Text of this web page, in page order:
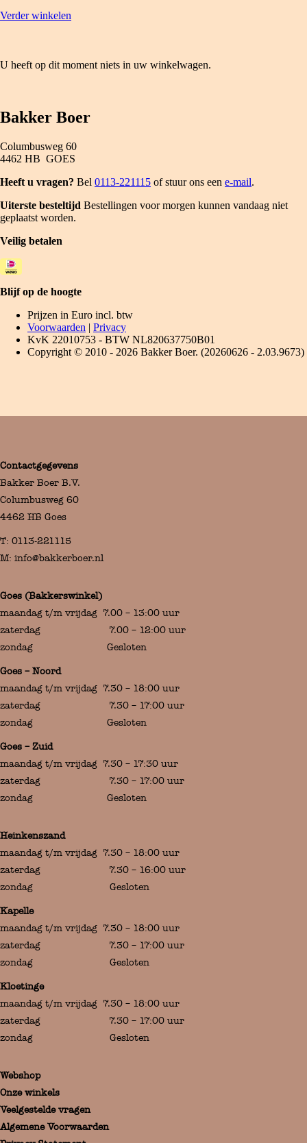
Contactgegevens
Bakker Boer B.V.
Columbusweg 60
4462 HB Goes
T: 0113-221115
M: info@bakkerboer.nl
Goes (Bakkerswinkel)
maandag t/m vrijdag 7.00 – 13:00 uur
zaterdag 7.00 – 12:00 uur
zondag Gesloten
Goes – Noord
maandag t/m vrijdag 7.30 – 18:00 uur
zaterdag 7.30 – 17:00 uur
zondag Gesloten
Goes – Zuid
maandag t/m vrijdag 7.30 – 17:30 uur
zaterdag 7.30 – 17:00 uur
zondag Gesloten
Heinkenszand
maandag t/m vrijdag 7.30 – 18:00 uur
zaterdag 7.30 – 16:00 uur
zondag Gesloten
Kapelle
maandag t/m vrijdag 7.30 – 18:00 uur
zaterdag 7.30 – 17:00 uur
zondag Gesloten
Kloetinge
maandag t/m vrijdag 7.30 – 18:00 uur
zaterdag 7.30 – 17:00 uur
zondag Gesloten
Webshop
Onze winkels
Veelgestelde vragen
Algemene Voorwaarden